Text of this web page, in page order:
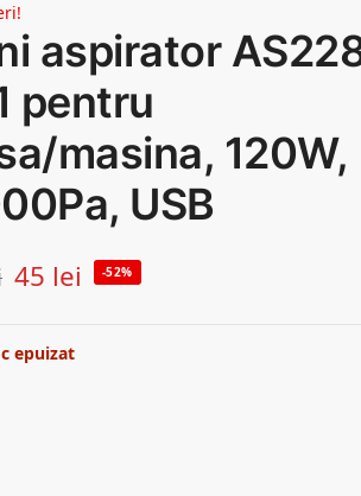
aspirator
pentru
masina, 120W,
USB
45 lei -52%
epuizat